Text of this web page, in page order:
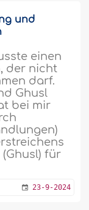
und
einen
der nicht
darf.
Ghusl
bei mir
für
23-9-2024